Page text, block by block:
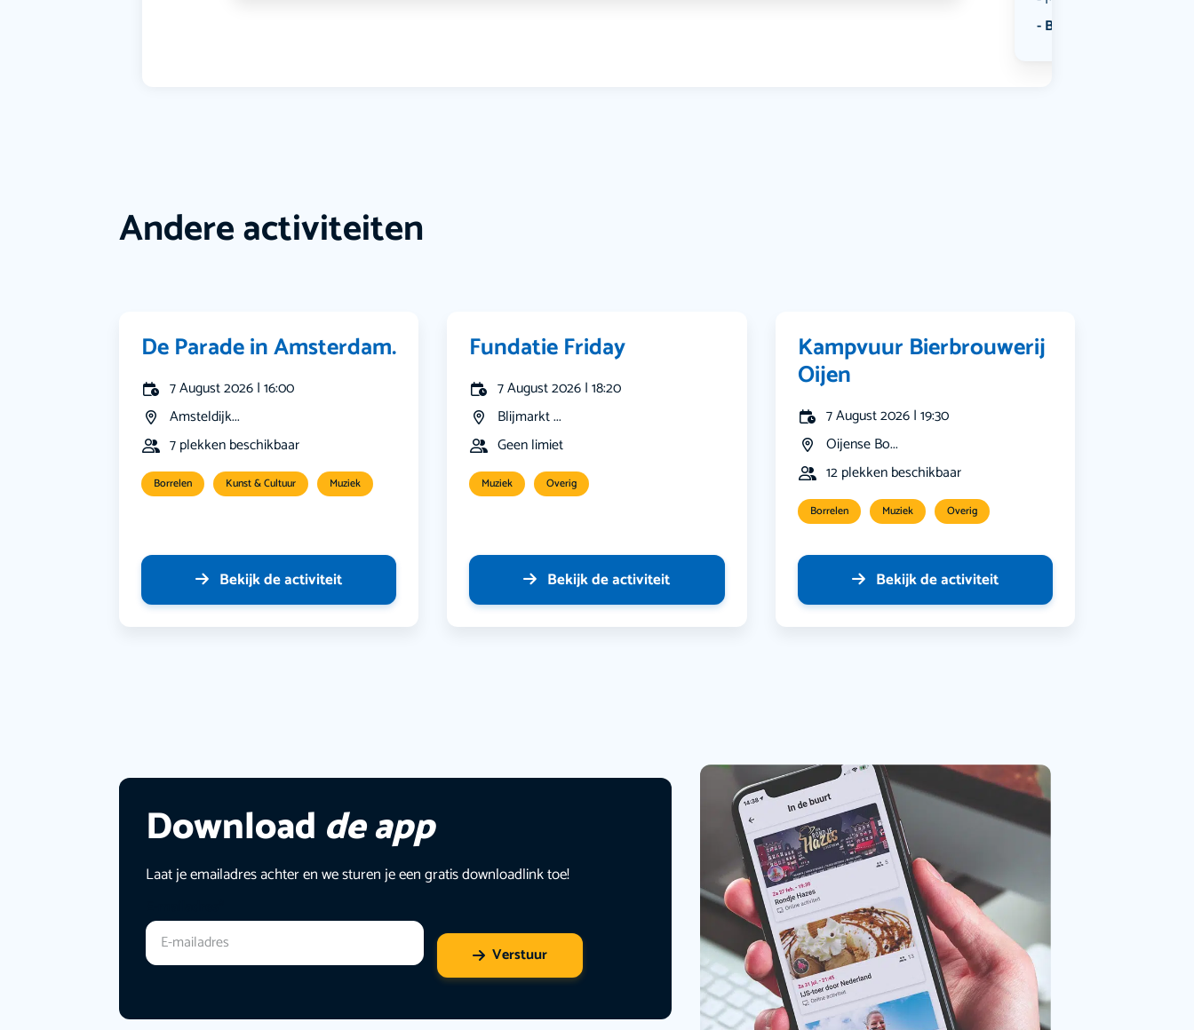
Bekijk alle categorieën
Andere activiteiten
De Parade in Amsterdam.
7 August 2026 | 16:00
Amsteldijk...
7 plekken beschikbaar
Borrelen Kunst & Cultuur Muziek
Bekijk de activiteit
Fundatie Friday
7 August 2026 | 18:20
Blijmarkt ...
Geen limiet
Muziek Overig
Bekijk de activiteit
Kampvuur Bierbrouwerij
Oijen
7 August 2026 | 19:30
Oijense Bo...
12 plekken beschikbaar
Borrelen Muziek Overig
Bekijk de activiteit
Download de app
Laat je emailadres achter en we sturen je een gratis downloadlink toe!
Verstuur